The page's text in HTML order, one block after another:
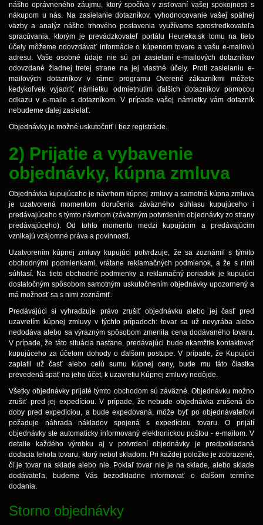
nášho oprávneného záujmu, ktorý spočíva v zisťovaní vašej spokojnosti s
nákupom u nás. Na zasielanie dotazníkov, vyhodnocovanie vašej spätnej
väzby a analýz nášho trhového postavenia využívame sprostredkovateľa
spracúvania, ktorým je prevádzkovateľ portálu Heureka.sk tomu na tieto
účely môžeme odovzdávať informácie o kúpenom tovare a vašu e-mailovú
adresu. Vaše osobné údaje nie sú pri zasielaní e-mailových dotazníkov
odovzdané žiadnej tretej strane na jej vlastné účely. Proti zasielaniu e-
mailových dotazníkov v rámci programu Overené zákazníkmi môžete
kedykoľvek vyjadriť námietku odmietnutím ďalších dotazníkov pomocou
odkazu v e-maile s dotazníkom. V prípade vašej námietky vám dotazník
nebudeme ďalej zasielať.
Objednávky je možné uskutočniť i bez registrácie.
2) Prijatie a vybavenie
objednávky, kúpna zmluva
Objednávka kupujúceho je návrhom kúpnej zmluvy a samotná kúpna zmluva
je uzatvorená momentom doručenia záväzného súhlasu kupujúceho i
predávajúceho s týmto návrhom (záväzným potvrdením objednávky zo strany
predávajúceho). Od tohto momentu medzi kupujúcim a predávajúcim
vznikajú vzájomné práva a povinnosti.
Uzatvorením kúpnej zmluvy kupujúci potvrdzuje, že sa zoznámil s týmito
obchodnými podmienkami, vrátane reklamačných podmienok, a že s nimi
súhlasí. Na tieto obchodné podmienky a reklamačný poriadok je kupujúci
dostatočným spôsobom samotným uskutočnením objednávky upozornený a
má možnosť sa s nimi zoznámiť.
Predávajúci si vyhradzuje právo zrušiť objednávku alebo jej časť pred
uzavretím kúpnej zmluvy v týchto prípadoch: tovar sa už nevyrába alebo
nedodáva alebo sa výrazným spôsobom zmenila cena dodávaného tovaru.
V prípade, že táto situácia nastane, predávajúci bude okamžite kontaktovať
kupujúceho za účelom dohody o ďalšom postupe. V prípade, že Kupujúci
zaplatil už časť alebo celú sumu kúpnej ceny, bude mu táto čiastka
prevedená späť na jeho účet, k uzavretiu Kúpnej zmluvy nedôjde.
Všetky objednávky prijaté týmto obchodom sú záväzné. Objednávku možno
zrušiť pred jej expedíciou. V prípade, že nebude objednávka zrušená do
doby pred expedíciou, a bude expedovaná, môže byť po objednávateľovi
požaduje náhrada nákladov spojená s expedíciou tovaru. O prijatí
objednávky ste automaticky informovaný elektronickou poštou - e-mailom. V
detaile každého výrobku aj v potvrdení objednávky je predpokladaná
dodacia lehota tovaru, ktorý nebol skladom. Pri každej položke je zobrazené,
či je tovar na sklade alebo nie. Pokiaľ tovar nie je na sklade, alebo sklade
dodávateľa, budeme Vás bezodkladne informovať o ďalšom termíne
dodania.
Storno objednávky